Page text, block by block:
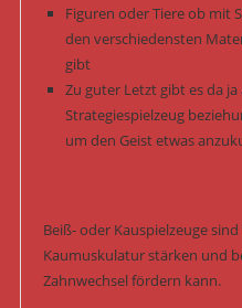
Figuren oder Tiere ob mit
den verschiedensten
gibt
Zu guter Letzt gibt es da
Strategiespielzeug
um den Geist etwas
Beiß- oder Kauspielzeuge
Kaumuskulatur stärken und
Zahnwechsel fördern kann.